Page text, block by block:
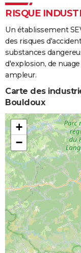
RISQUE
Un établissement
des risques
substances
d'explosion, de
ampleur.
Carte des
Bouldoux
+
−